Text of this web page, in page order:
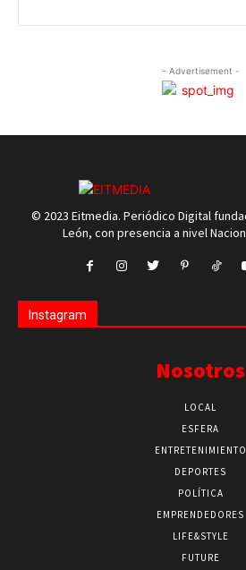
- Advertisement -
© 2023 Eitmedia. Periódico Digital
León, con presencia a nivel
Instagram
Nosotros
LOCAL
ESFERA
ENTRETENIMIENTO
DEPORTES
POLÍTICA
EMPRENDEDORES
LIFE&STYLE
FUTURE